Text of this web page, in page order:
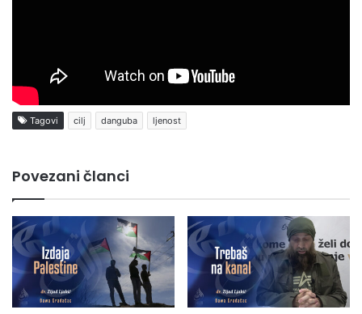
Tagovi cilj danguba ljenost
Povezani članci